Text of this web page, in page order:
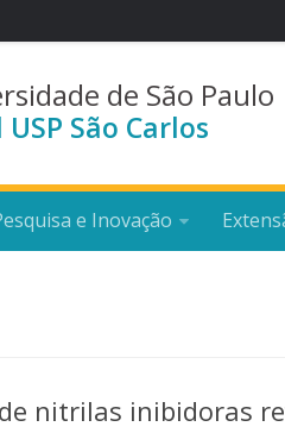
de São Paulo
São Carlos
e Inovação
nitrilas inibidoras